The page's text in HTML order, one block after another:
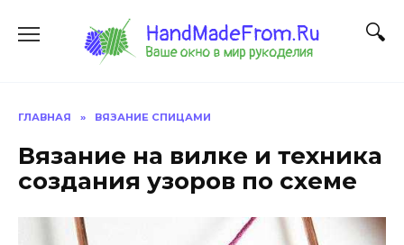
содержанию
ГЛАВНАЯ » ВЯЗАНИЕ СПИЦАМИ
Вязание на вилке и техника
создания узоров по схеме